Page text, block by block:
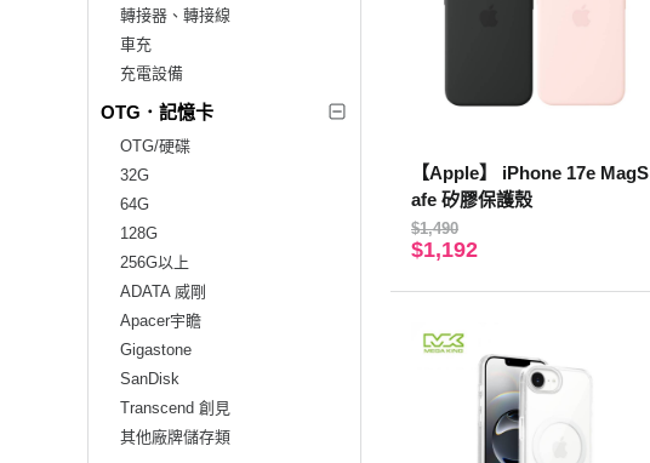
轉接器、轉接線
車充
充電設備
OTG．記憶卡
OTG/硬碟
32G
64G
128G
256G以上
ADATA 威剛
Apacer宇瞻
Gigastone
SanDisk
Transcend 創見
其他廠牌儲存類
【Apple】 iPhone 17e MagS
afe 矽膠保護殼
$1,490
$1,192